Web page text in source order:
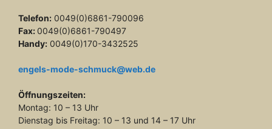
Telefon: 0049(0)6861-790096
Fax: 0049(0)6861-790497
Handy: 0049(0)170-3432525
engels-mode-schmuck@web.de
Öffnungszeiten:
Montag: 10 – 13 Uhr
Dienstag bis Freitag: 10 – 13 und 14 – 17 Uhr